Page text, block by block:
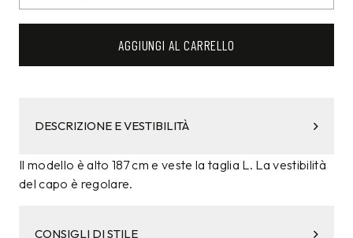
AGGIUNGI AL CARRELLO
DESCRIZIONE E VESTIBILITÀ
Il modello è alto 187 cm e veste la taglia L. La vestibilità
del capo è regolare.
CONSIGLI DI STILE